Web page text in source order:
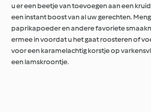
u er een beetje van toevoegen aan een
een instant boost van al uw gerechten.
paprikapoeder en andere favoriete
ermee in voordat u het gaat roosteren of
voor een karamelachtig korstje op
een lamskroontje.